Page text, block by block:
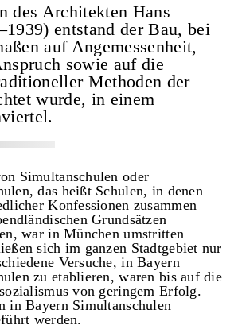
des Architekten Hans
entstand der Bau, bei
auf Angemessenheit,
sowie auf die
Methoden der
wurde, in einem
Simultanschulen oder
das heißt Schulen, in denen
Konfessionen zusammen
Grundsätzen
war in München umstritten
sich im ganzen Stadtgebiet nur
Versuche, in Bayern
zu etablieren, waren bis auf die
von geringem Erfolg.
in Bayern Simultanschulen
werden.